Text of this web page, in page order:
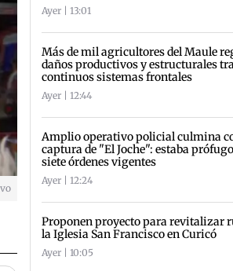
Ayer | 13:01
Más de mil agricultores del Maule
daños productivos y estructurales
continuos sistemas frontales
Ayer | 12:44
Amplio operativo policial culmina
captura de "El Joche": estaba
siete órdenes vigentes
Ayer | 12:24
Proponen proyecto para revitalizar
la Iglesia San Francisco en Curicó
Ayer | 10:05